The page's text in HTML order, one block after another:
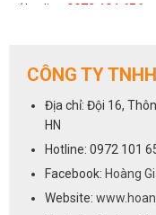
số hotline
0972 101 656
CÔNG TY
Địa chỉ: Đội 16,
HN
Hotline: 0972 101
Facebook: Hoàng
Website: